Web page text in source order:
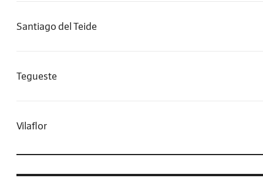
Santiago del Teide
Tegueste
Vilaflor